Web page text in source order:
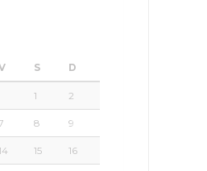
S D
1 2
8 9
15 16